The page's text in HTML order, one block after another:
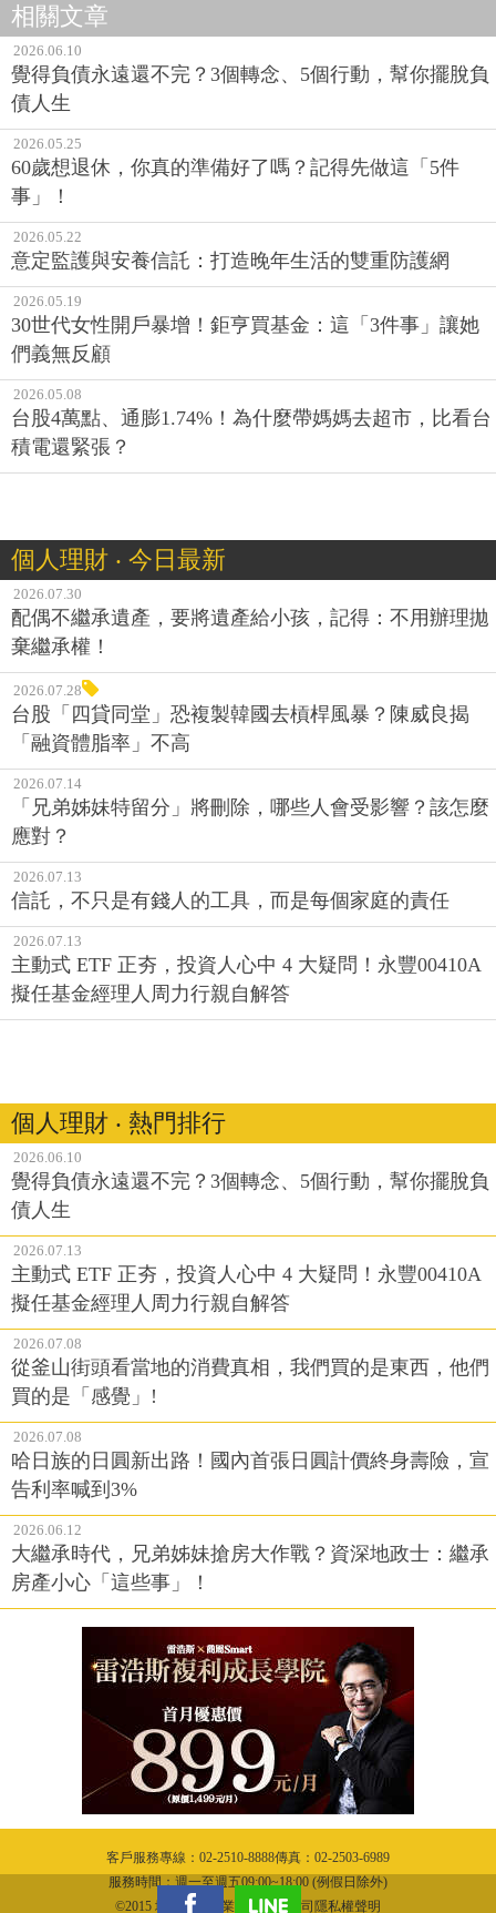
相關文章
2026.06.10
覺得負債永遠還不完？3個轉念、5個行動，幫你擺脫負
債人生
2026.05.25
60歲想退休，你真的準備好了嗎？記得先做這「5件
事」！
2026.05.22
意定監護與安養信託：打造晚年生活的雙重防護網
2026.05.19
30世代女性開戶暴增！鉅亨買基金：這「3件事」讓她
們義無反顧
2026.05.08
台股4萬點、通膨1.74%！為什麼帶媽媽去超市，比看台
積電還緊張？
個人理財 ‧ 今日最新
2026.07.30
配偶不繼承遺產，要將遺產給小孩，記得：不用辦理拋
棄繼承權！
2026.07.28
台股「四貸同堂」恐複製韓國去槓桿風暴？陳威良揭
「融資體脂率」不高
2026.07.14
「兄弟姊妹特留分」將刪除，哪些人會受影響？該怎麼
應對？
2026.07.13
信託，不只是有錢人的工具，而是每個家庭的責任
2026.07.13
主動式 ETF 正夯，投資人心中 4 大疑問！永豐00410A
擬任基金經理人周力行親自解答
個人理財 ‧ 熱門排行
2026.06.10
覺得負債永遠還不完？3個轉念、5個行動，幫你擺脫負
債人生
2026.07.13
主動式 ETF 正夯，投資人心中 4 大疑問！永豐00410A
擬任基金經理人周力行親自解答
2026.07.08
從釜山街頭看當地的消費真相，我們買的是東西，他們
買的是「感覺」!
2026.07.08
哈日族的日圓新出路！國內首張日圓計價終身壽險，宣
告利率喊到3%
2026.06.12
大繼承時代，兄弟姊妹搶房大作戰？資深地政士：繼承
房產小心「這些事」！
客戶服務專線：02-2510-8888傳真：02-2503-6989
服務時間：週一至週五09:00~18:00 (例假日除外)
©2015 城邦文化事業股份有限公司隱私權聲明